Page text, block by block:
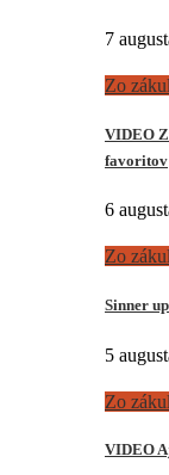
7
Zo
VIDEO
favoritov
6
Zo
Sinner
5
Zo
VIDEO